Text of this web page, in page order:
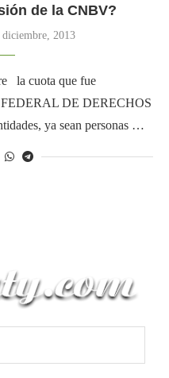
de la CNBV?
diciembre, 2013
la cuota que fue
FEDERAL DE DERECHOS
ya sean personas …